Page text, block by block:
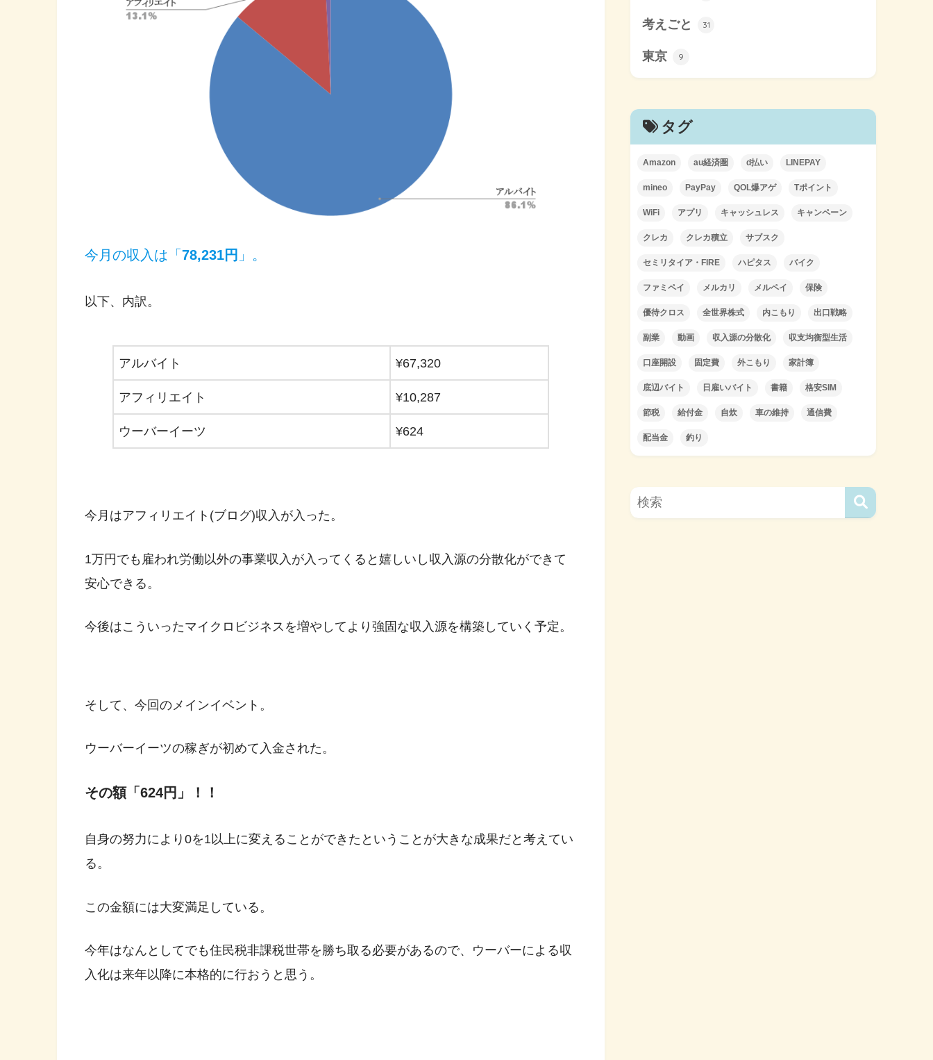
今月の収入は「 78,231円 」。
以下、内訳。
アルバイト ¥67,320
アフィリエイト ¥10,287
ウーバーイーツ ¥624
今月はアフィリエイト(ブログ)収入が入った。
1万円でも雇われ労働以外の事業収入が入ってくると嬉しいし収入源の分散化ができて
安心できる。
今後はこういったマイクロビジネスを増やしてより強固な収入源を構築していく予定。
そして、今回のメインイベント。
ウーバーイーツの稼ぎが初めて入金された。
その額「624円」！！
自身の努力により0を1以上に変えることができたということが大きな成果だと考えてい
る。
この金額には大変満足している。
今年はなんとしてでも住民税非課税世帯を勝ち取る必要があるので、ウーバーによる収
入化は来年以降に本格的に行おうと思う。
考えごと 31
東京 9
タグ
Amazon au経済圏 d払い LINEPAY
mineo PayPay QOL爆アゲ Tポイント
WiFi アプリ キャッシュレス キャンペーン
クレカ クレカ積立 サブスク
セミリタイア・FIRE ハピタス バイク
ファミペイ メルカリ メルペイ 保険
優待クロス 全世界株式 内こもり 出口戦略
副業 動画 収入源の分散化 収支均衡型生活
口座開設 固定費 外こもり 家計簿
底辺バイト 日雇いバイト 書籍 格安SIM
節税 給付金 自炊 車の維持 通信費
配当金 釣り